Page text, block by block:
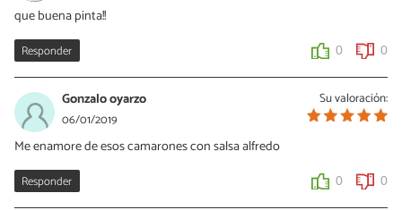
que buena pinta!!
Responder 0 0
Su valoración:
Gonzalo oyarzo
06/01/2019
Me enamore de esos camarones con salsa alfredo
Responder 0 0